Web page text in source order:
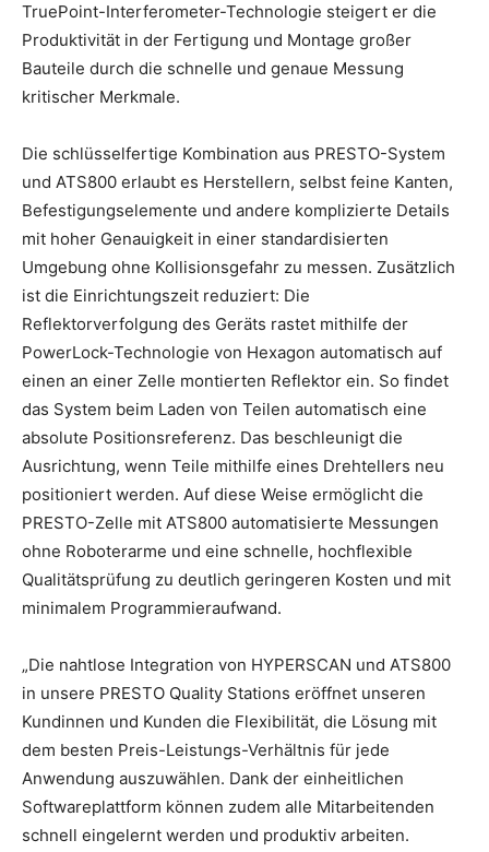
TruePoint-Interferometer-Technologie steigert er die
Produktivität in der Fertigung und Montage großer
Bauteile durch die schnelle und genaue Messung
kritischer Merkmale.
Die schlüsselfertige Kombination aus PRESTO-System
und ATS800 erlaubt es Herstellern, selbst feine Kanten,
Befestigungselemente und andere komplizierte Details
mit hoher Genauigkeit in einer standardisierten
Umgebung ohne Kollisionsgefahr zu messen. Zusätzlich
ist die Einrichtungszeit reduziert: Die
Reflektorverfolgung des Geräts rastet mithilfe der
PowerLock-Technologie von Hexagon automatisch auf
einen an einer Zelle montierten Reflektor ein. So findet
das System beim Laden von Teilen automatisch eine
absolute Positionsreferenz. Das beschleunigt die
Ausrichtung, wenn Teile mithilfe eines Drehtellers neu
positioniert werden. Auf diese Weise ermöglicht die
PRESTO-Zelle mit ATS800 automatisierte Messungen
ohne Roboterarme und eine schnelle, hochflexible
Qualitätsprüfung zu deutlich geringeren Kosten und mit
minimalem Programmieraufwand.
„Die nahtlose Integration von HYPERSCAN und ATS800
in unsere PRESTO Quality Stations eröffnet unseren
Kundinnen und Kunden die Flexibilität, die Lösung mit
dem besten Preis-Leistungs-Verhältnis für jede
Anwendung auszuwählen. Dank der einheitlichen
Softwareplattform können zudem alle Mitarbeitenden
schnell eingelernt werden und produktiv arbeiten.